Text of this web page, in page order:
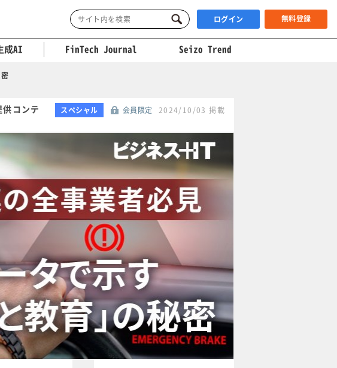
ログイン 無料登録
成AI FinTech Journal Seizo Trend
コンテ スペシャル 会員限定 2024/10/03 掲載